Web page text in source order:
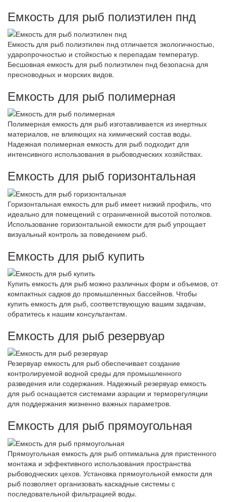
Емкость для рыб полиэтилен пнд
Емкость для рыб полиэтилен пнд отличается экологичностью,
ударопрочностью и стойкостью к перепадам температур.
Бесшовная емкость для рыб полиэтилен пнд безопасна для
пресноводных и морских видов.
Емкость для рыб полимерная
Полимерная емкость для рыб изготавливается из инертных
материалов, не влияющих на химический состав воды.
Надежная полимерная емкость для рыб подходит для
интенсивного использования в рыбоводческих хозяйствах.
Емкость для рыб горизонтальная
Горизонтальная емкость для рыб имеет низкий профиль, что
идеально для помещений с ограниченной высотой потолков.
Использование горизонтальной емкости для рыб упрощает
визуальный контроль за поведением рыб.
Емкость для рыб купить
Купить емкость для рыб можно различных форм и объемов, от
компактных садков до промышленных бассейнов. Чтобы
купить емкость для рыб, соответствующую вашим задачам,
обратитесь к нашим консультантам.
Емкость для рыб резервуар
Резервуар емкость для рыб обеспечивает создание
контролируемой водной среды для промышленного
разведения или содержания. Надежный резервуар емкость
для рыб оснащается системами аэрации и терморегуляции
для поддержания жизненно важных параметров.
Емкость для рыб прямоугольная
Прямоугольная емкость для рыб оптимальна для пристенного
монтажа и эффективного использования пространства
рыбоводческих цехов. Установка прямоугольной емкости для
рыб позволяет организовать каскадные системы с
последовательной фильтрацией воды.